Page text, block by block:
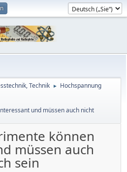
Technik ► Hochspannung
und müssen auch nicht
können
müssen auch
sein